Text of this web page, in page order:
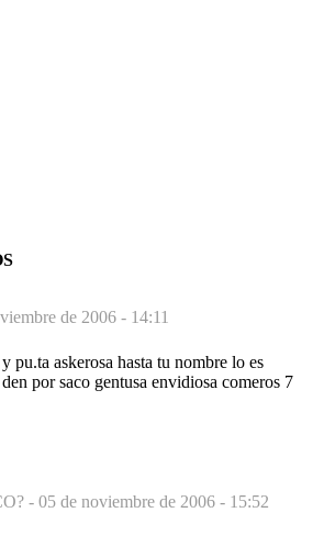
de 2006 - 14:11
pu.ta askerosa hasta tu nombre lo es
por saco gentusa envidiosa comeros 7
- 05 de noviembre de 2006 - 15:52